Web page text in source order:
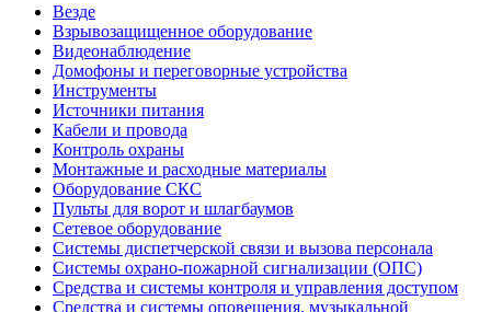
Везде
Взрывозащищенное оборудование
Видеонаблюдение
Домофоны и переговорные устройства
Инструменты
Источники питания
Кабели и провода
Контроль охраны
Монтажные и расходные материалы
Оборудование СКС
Пульты для ворот и шлагбаумов
Сетевое оборудование
Системы диспетчерской связи и вызова персонала
Системы охрано-пожарной сигнализации (ОПС)
Средства и системы контроля и управления доступом
Средства и системы оповещения, музыкальной